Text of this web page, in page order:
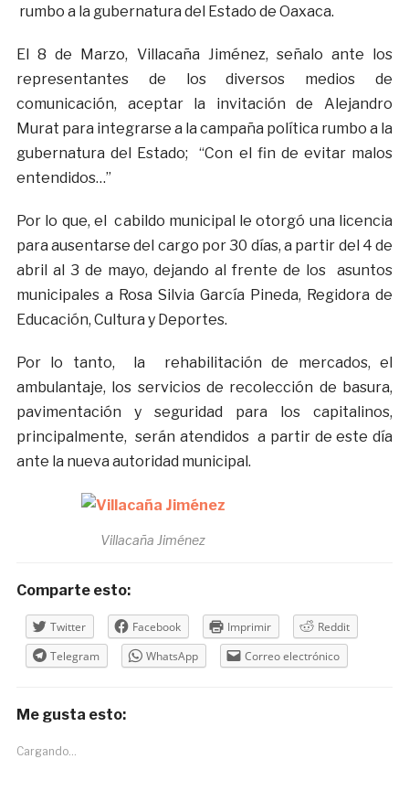
rumbo a la gubernatura del Estado de Oaxaca.
El 8 de Marzo, Villacaña Jiménez, señalo ante los
representantes de los diversos medios de
comunicación, aceptar la invitación de Alejandro
Murat para integrarse a la campaña política rumbo a la
gubernatura del Estado; “Con el fin de evitar malos
entendidos…”
Por lo que, el cabildo municipal le otorgó una licencia
para ausentarse del cargo por 30 días, a partir del 4 de
abril al 3 de mayo, dejando al frente de los asuntos
municipales a Rosa Silvia García Pineda, Regidora de
Educación, Cultura y Deportes.
Por lo tanto, la rehabilitación de mercados, el
ambulantaje, los servicios de recolección de basura,
pavimentación y seguridad para los capitalinos,
principalmente, serán atendidos a partir de este día
ante la nueva autoridad municipal.
Villacaña Jiménez
Comparte esto:
Twitter Facebook Imprimir
Reddit
Telegram
WhatsApp Correo electrónico
Me gusta esto:
Cargando...